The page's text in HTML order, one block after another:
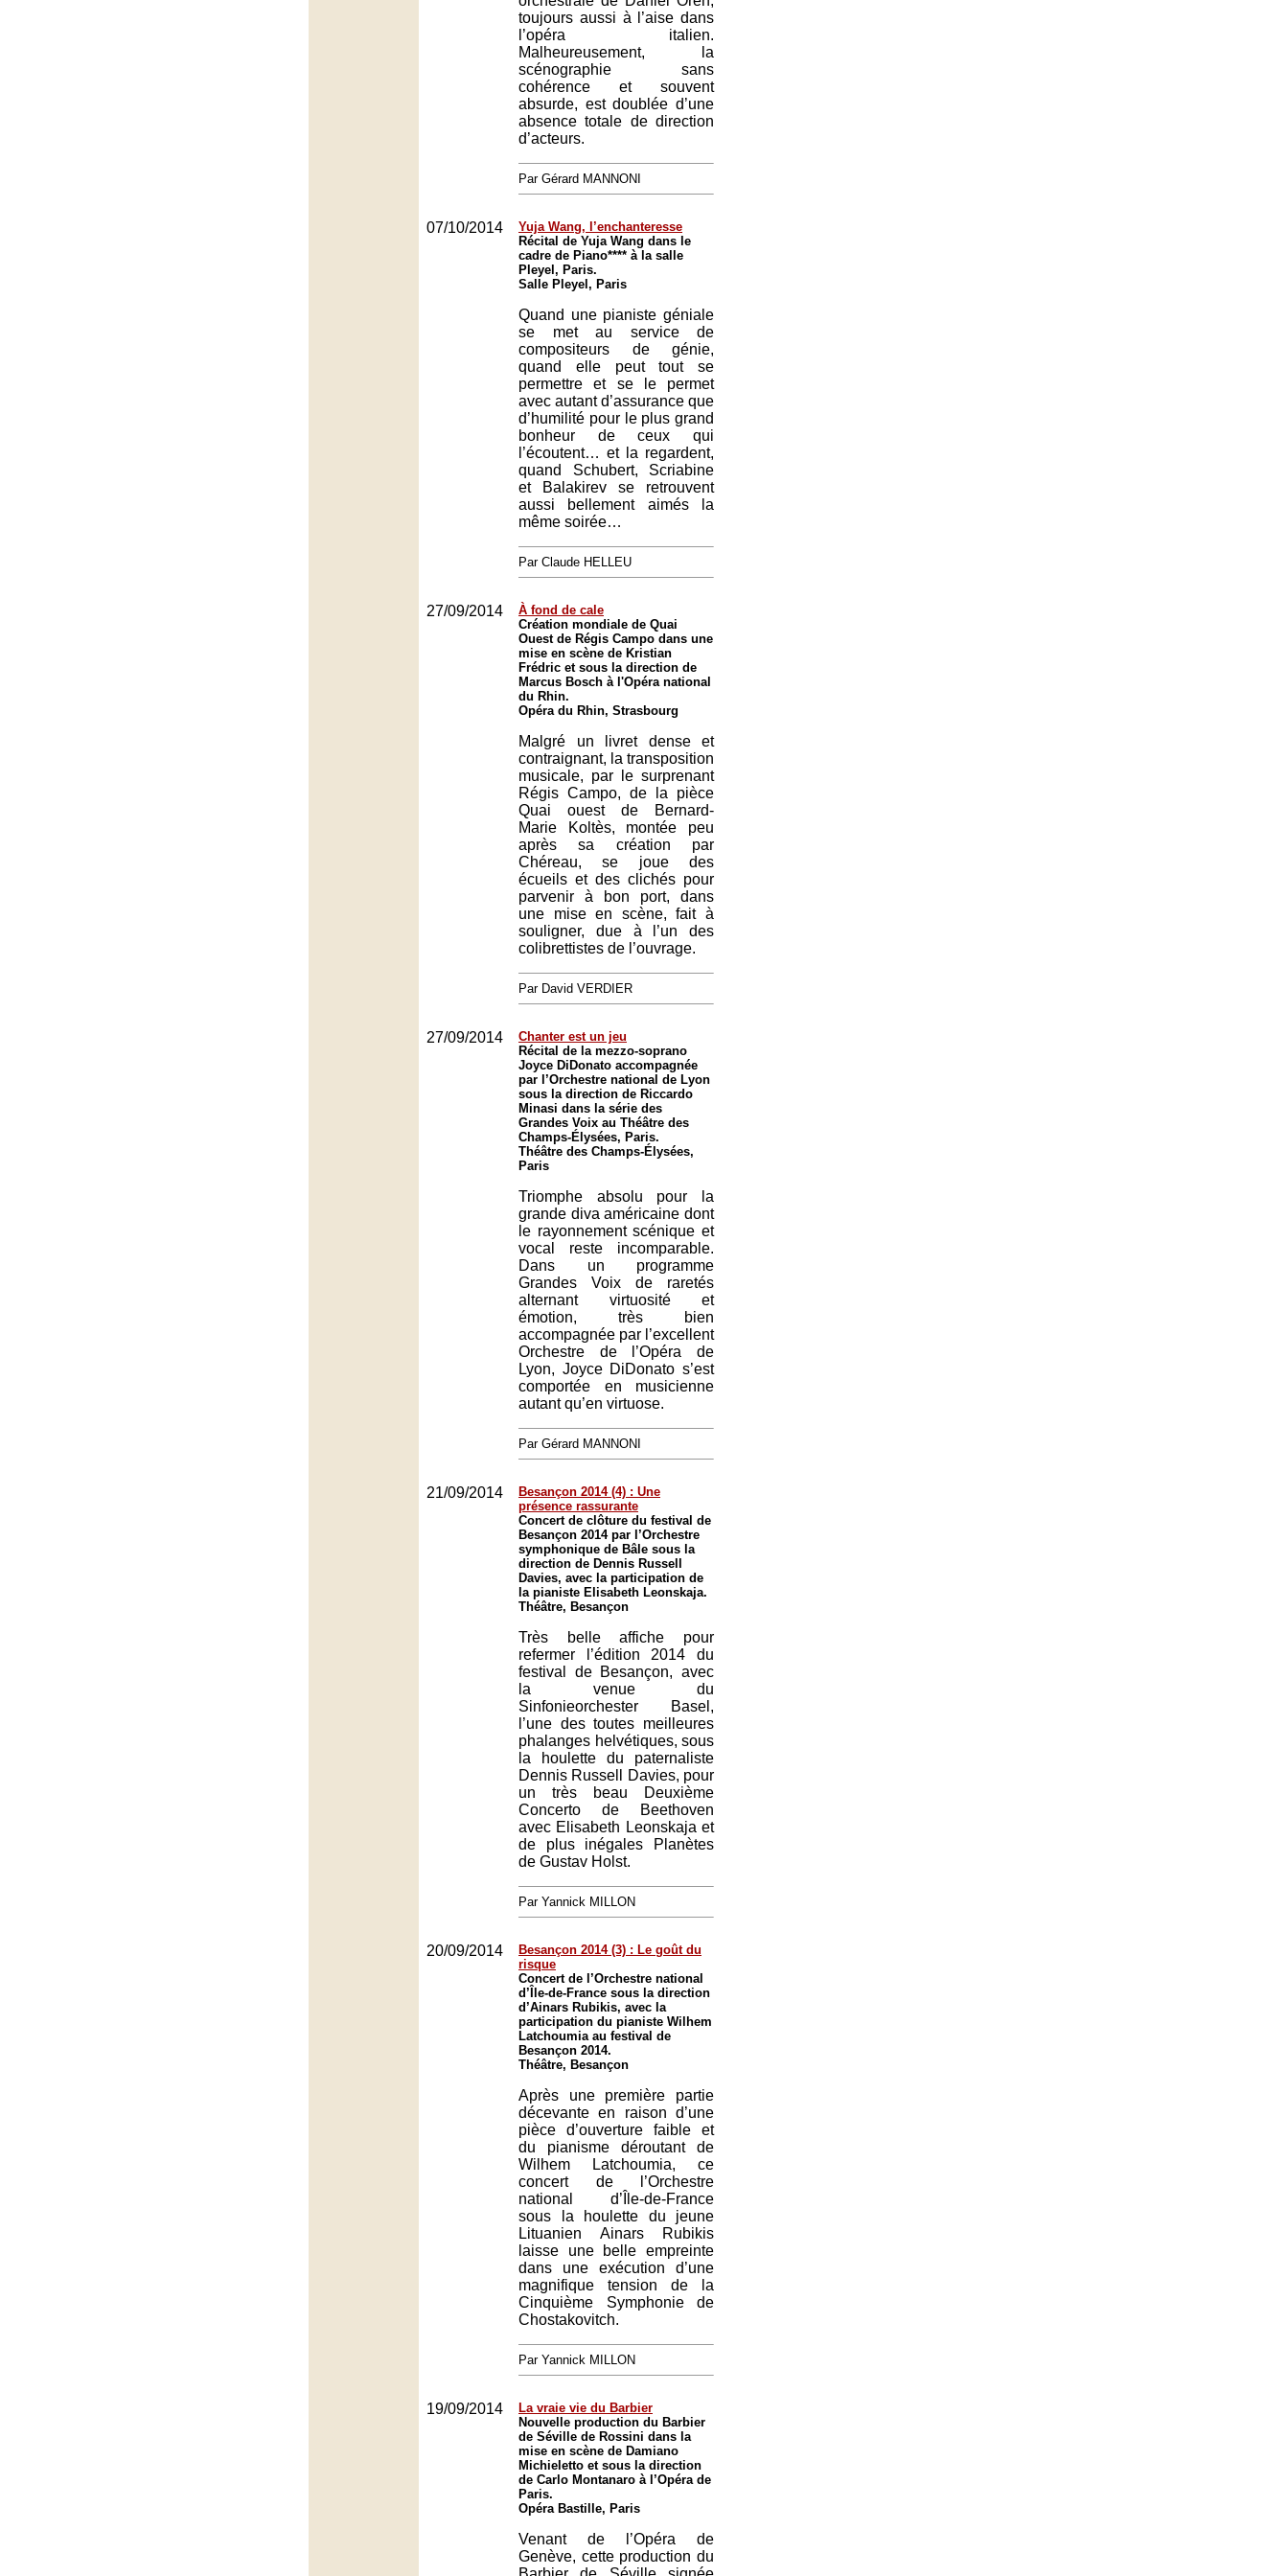
toujours aussi à l’aise dans
l’opéra italien.
Malheureusement, la
scénographie sans
cohérence et souvent
absurde, est doublée d’une
absence totale de direction
d’acteurs.
Par Gérard MANNONI
07/10/2014
Yuja Wang, l’enchanteresse
Récital de Yuja Wang dans le
cadre de Piano**** à la salle
Pleyel, Paris.
Salle Pleyel, Paris
Quand une pianiste géniale
se met au service de
compositeurs de génie,
quand elle peut tout se
permettre et se le permet
avec autant d’assurance que
d’humilité pour le plus grand
bonheur de ceux qui
l’écoutent… et la regardent,
quand Schubert, Scriabine
et Balakirev se retrouvent
aussi bellement aimés la
même soirée…
Par Claude HELLEU
27/09/2014
À fond de cale
Création mondiale de Quai
Ouest de Régis Campo dans une
mise en scène de Kristian
Frédric et sous la direction de
Marcus Bosch à l'Opéra national
du Rhin.
Opéra du Rhin, Strasbourg
Malgré un livret dense et
contraignant, la transposition
musicale, par le surprenant
Régis Campo, de la pièce
Quai ouest de Bernard-
Marie Koltès, montée peu
après sa création par
Chéreau, se joue des
écueils et des clichés pour
parvenir à bon port, dans
une mise en scène, fait à
souligner, due à l’un des
colibrettistes de l’ouvrage.
Par David VERDIER
27/09/2014
Chanter est un jeu
Récital de la mezzo-soprano
Joyce DiDonato accompagnée
par l’Orchestre national de Lyon
sous la direction de Riccardo
Minasi dans la série des
Grandes Voix au Théâtre des
Champs-Élysées, Paris.
Théâtre des Champs-Élysées,
Paris
Triomphe absolu pour la
grande diva américaine dont
le rayonnement scénique et
vocal reste incomparable.
Dans un programme
Grandes Voix de raretés
alternant virtuosité et
émotion, très bien
accompagnée par l’excellent
Orchestre de l’Opéra de
Lyon, Joyce DiDonato s’est
comportée en musicienne
autant qu’en virtuose.
Par Gérard MANNONI
21/09/2014
Besançon 2014 (4) : Une
présence rassurante
Concert de clôture du festival de
Besançon 2014 par l’Orchestre
symphonique de Bâle sous la
direction de Dennis Russell
Davies, avec la participation de
la pianiste Elisabeth Leonskaja.
Théâtre, Besançon
Très belle affiche pour
refermer l’édition 2014 du
festival de Besançon, avec
la venue du
Sinfonieorchester Basel,
l’une des toutes meilleures
phalanges helvétiques, sous
la houlette du paternaliste
Dennis Russell Davies, pour
un très beau Deuxième
Concerto de Beethoven
avec Elisabeth Leonskaja et
de plus inégales Planètes
de Gustav Holst.
Par Yannick MILLON
20/09/2014
Besançon 2014 (3) : Le goût du
risque
Concert de l’Orchestre national
d’Île-de-France sous la direction
d’Ainars Rubikis, avec la
participation du pianiste Wilhem
Latchoumia au festival de
Besançon 2014.
Théâtre, Besançon
Après une première partie
décevante en raison d’une
pièce d’ouverture faible et
du pianisme déroutant de
Wilhem Latchoumia, ce
concert de l’Orchestre
national d’Île-de-France
sous la houlette du jeune
Lituanien Ainars Rubikis
laisse une belle empreinte
dans une exécution d’une
magnifique tension de la
Cinquième Symphonie de
Chostakovitch.
Par Yannick MILLON
19/09/2014
La vraie vie du Barbier
Nouvelle production du Barbier
de Séville de Rossini dans la
mise en scène de Damiano
Michieletto et sous la direction
de Carlo Montanaro à l’Opéra de
Paris.
Opéra Bastille, Paris
Venant de l’Opéra de
Genève, cette production du